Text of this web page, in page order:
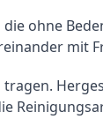
ohne
mit